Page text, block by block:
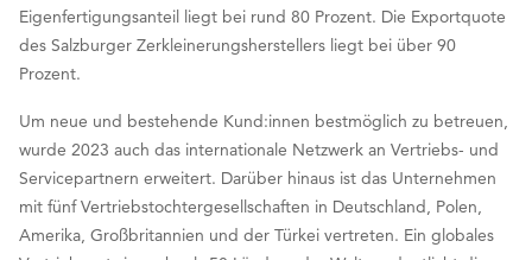
Eigenfertigungsanteil liegt bei rund 80 Prozent. Die Exportquote
des Salzburger Zerkleinerungsherstellers liegt bei über 90
Prozent.
Um neue und bestehende Kund:innen bestmöglich zu betreuen,
wurde 2023 auch das internationale Netzwerk an Vertriebs- und
Servicepartnern erweitert. Darüber hinaus ist das Unternehmen
mit fünf Vertriebstochtergesellschaften in Deutschland, Polen,
Amerika, Großbritannien und der Türkei vertreten. Ein globales